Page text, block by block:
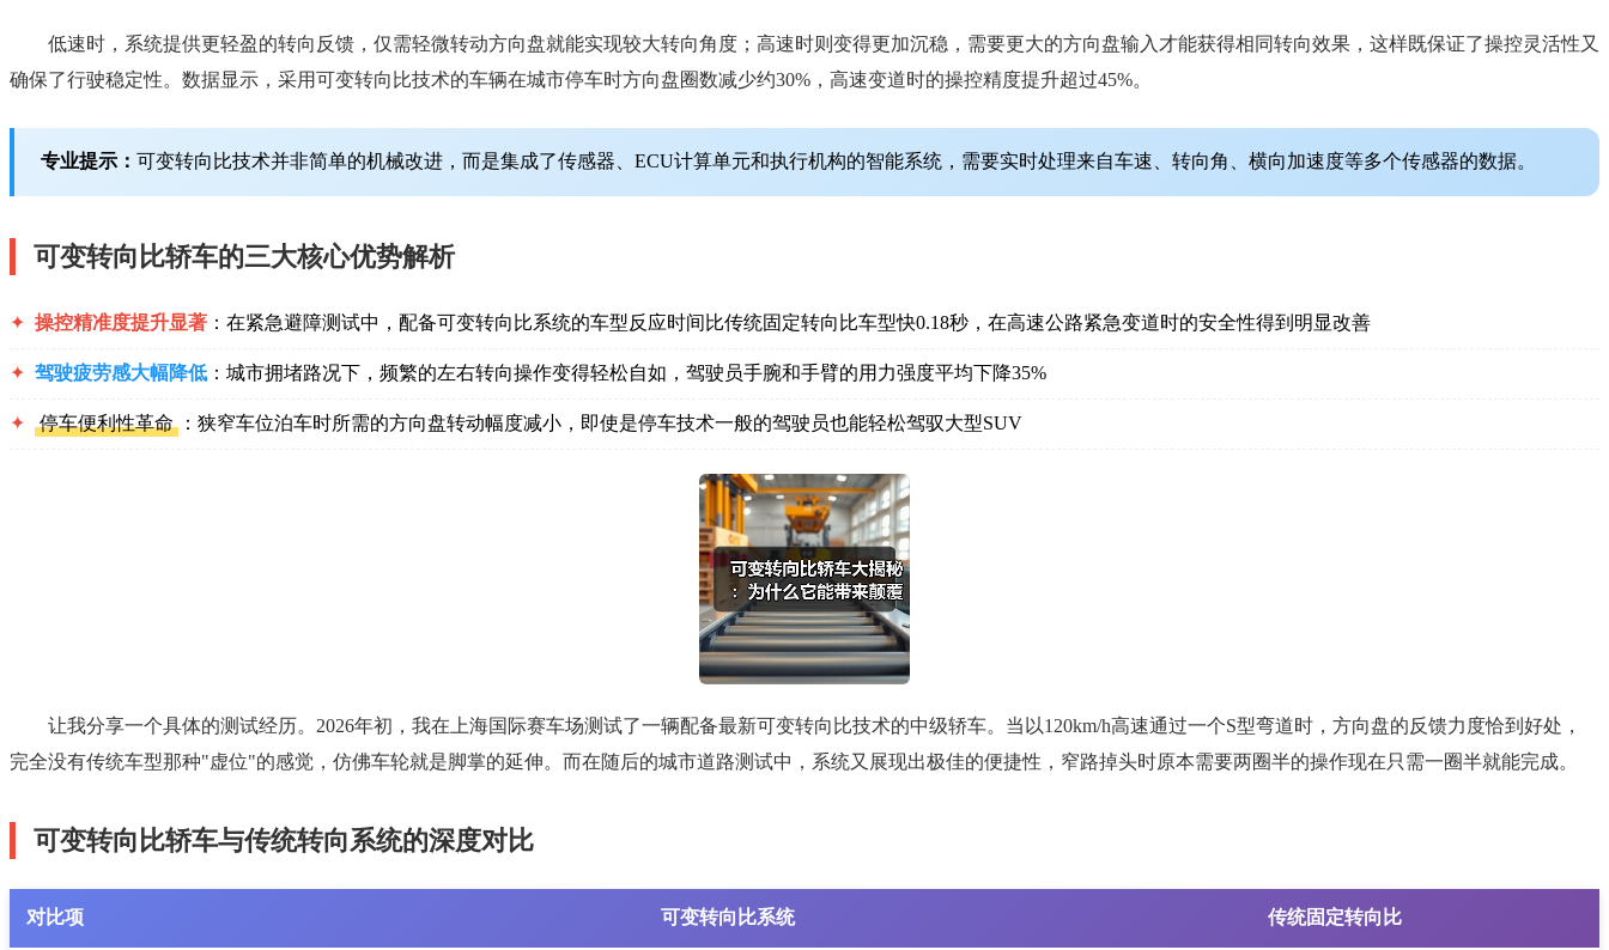
低速时，系统提供更轻盈的转向反馈，仅需轻微转动方向盘就能实现较大转向角度；高速时则变得更加沉稳，需要更大的方向盘输入才能获得相同转向效果，这样既保证了操控灵活性又
确保了行驶稳定性。数据显示，采用可变转向比技术的车辆在城市停车时方向盘圈数减少约30%，高速变道时的操控精度提升超过45%。
专业提示： 可变转向比技术并非简单的机械改进，而是集成了传感器、ECU计算单元和执行机构的智能系统，需要实时处理来自车速、转向角、横向加速度等多个传感器的数据。
可变转向比轿车的三大核心优势解析
✦ 操控精准度提升显著 ：在紧急避障测试中，配备可变转向比系统的车型反应时间比传统固定转向比车型快0.18秒，在高速公路紧急变道时的安全性得到明显改善
✦ 驾驶疲劳感大幅降低 ：城市拥堵路况下，频繁的左右转向操作变得轻松自如，驾驶员手腕和手臂的用力强度平均下降35%
✦ 停车便利性革命 ：狭窄车位泊车时所需的方向盘转动幅度减小，即使是停车技术一般的驾驶员也能轻松驾驭大型SUV
让我分享一个具体的测试经历。2026年初，我在上海国际赛车场测试了一辆配备最新可变转向比技术的中级轿车。当以120km/h高速通过一个S型弯道时，方向盘的反馈力度恰到好处，
完全没有传统车型那种"虚位"的感觉，仿佛车轮就是脚掌的延伸。而在随后的城市道路测试中，系统又展现出极佳的便捷性，窄路掉头时原本需要两圈半的操作现在只需一圈半就能完成。
可变转向比轿车与传统转向系统的深度对比
对比项 可变转向比系统 传统固定转向比